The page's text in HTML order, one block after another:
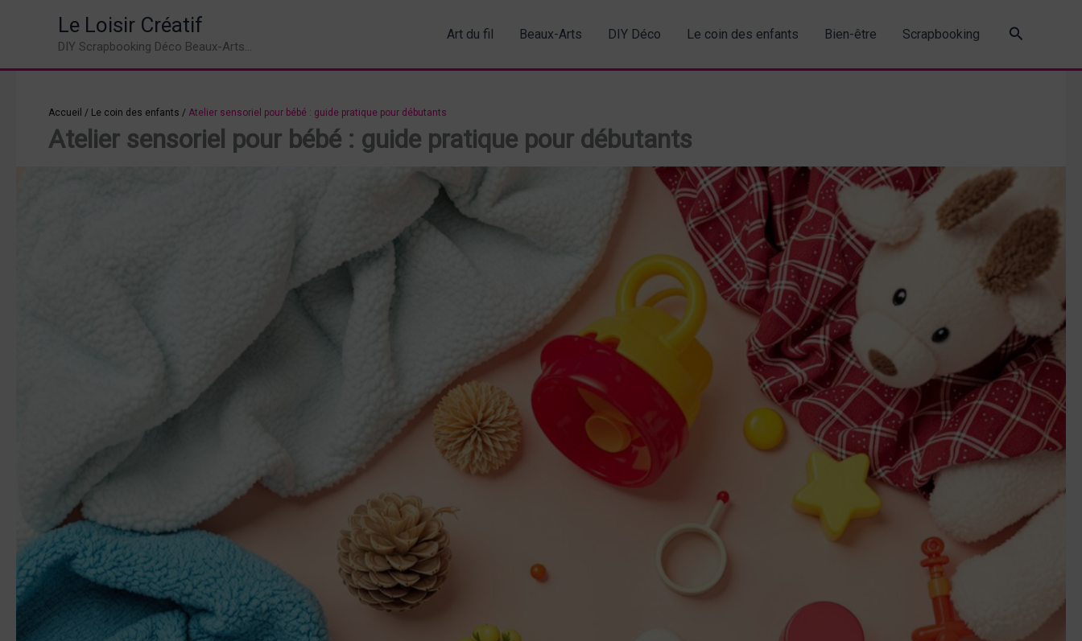
Le Loisir Créatif
DIY Scrapbooking Déco Beaux-Arts...
Art du fil Beaux-Arts DIY Déco Le coin des enfants Bien-être Scrapbooking
Accueil / Le coin des enfants / Atelier sensoriel pour bébé : guide pratique pour débutants
Atelier sensoriel pour bébé : guide pratique pour débutants